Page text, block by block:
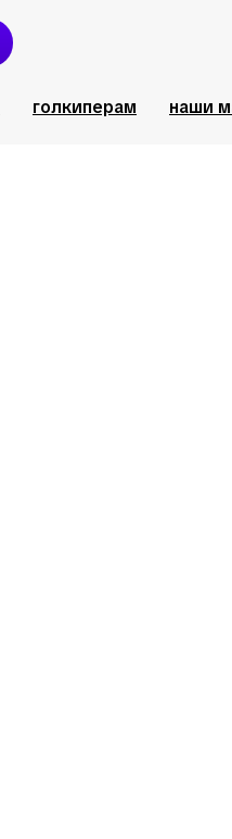
голкиперам наши